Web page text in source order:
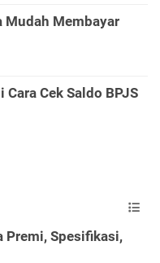
Mudah Membayar
Cek Saldo BPJS
Premi, Spesifikasi,